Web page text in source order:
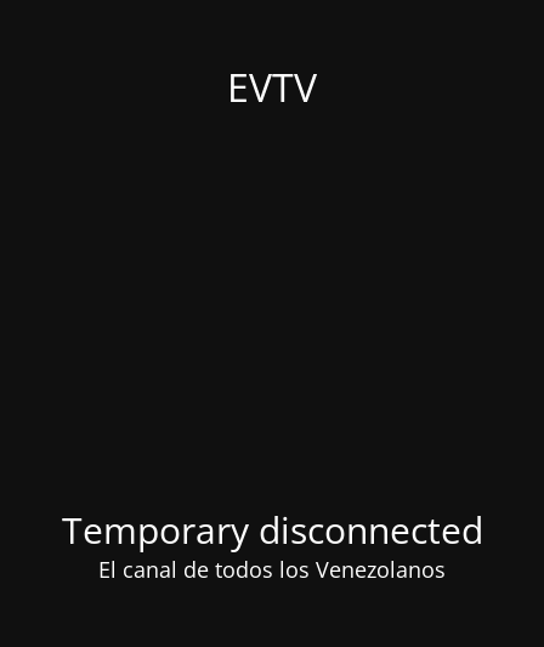
EVTV
Temporary disconnected
El canal de todos los Venezolanos